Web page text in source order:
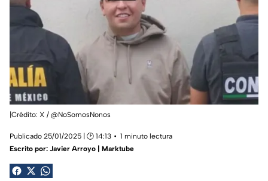
|Crédito: X / @NoSomosNonos
Publicado 25/01/2025 | 🕑 14:13
1 minuto lectura
Escrito por: Javier Arroyo | Marktube